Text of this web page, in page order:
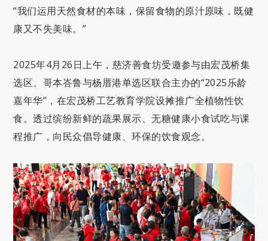
“我们运用天然食材的本味，保留食物的原汁原味，既健
康又不失美味。”
2025年4月26日上午，慈济善食坊受邀参与由宏茂桥集
选区、哥本峇鲁与杨厝港单选区联合主办的“2025乐龄
嘉年华”，在宏茂桥工艺教育学院设摊推广全植物性饮
食。透过缤纷新鲜的蔬果展示、无糖健康小食试吃与课
程推广，向民众倡导健康、环保的饮食观念。